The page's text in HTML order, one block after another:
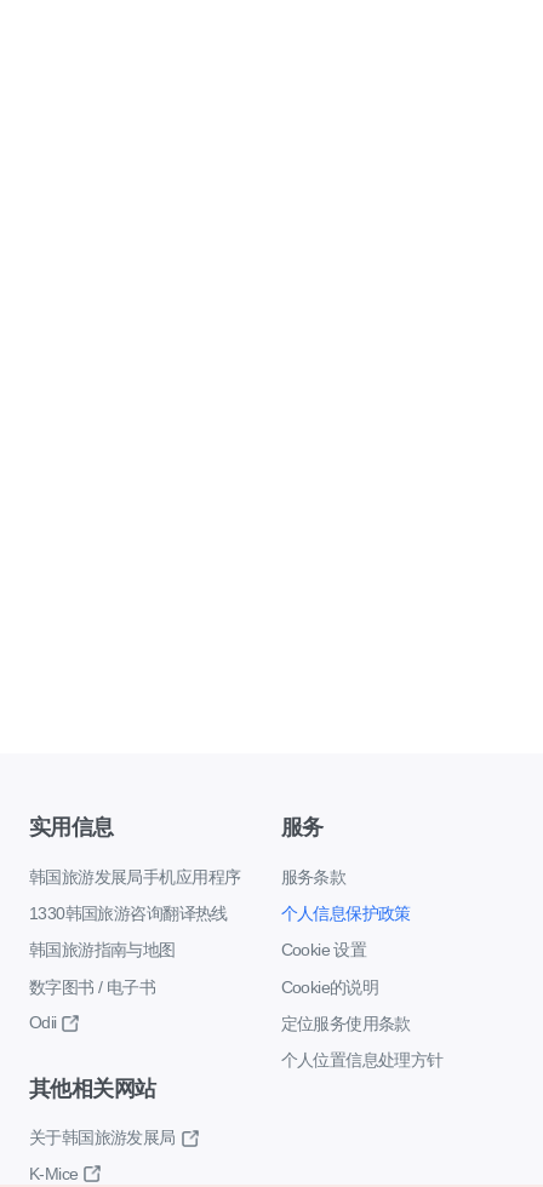
实用信息
韩国旅游发展局手机应用程序
1330韩国旅游咨询翻译热线
韩国旅游指南与地图
数字图书 / 电子书
Odii
服务
服务条款
个人信息保护政策
Cookie 设置
Cookie的说明
定位服务使用条款
个人位置信息处理方针
其他相关网站
关于韩国旅游发展局
K-Mice